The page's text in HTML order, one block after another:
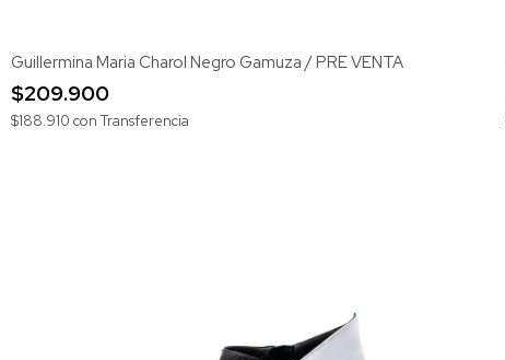
Guillermina Maria Charol Negro Gamuza / PRE VENTA
$209.900
$188.910 con Transferencia